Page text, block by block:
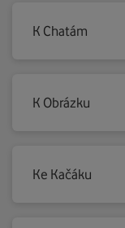
K Chatám
K Obrázku
Ke Kačáku